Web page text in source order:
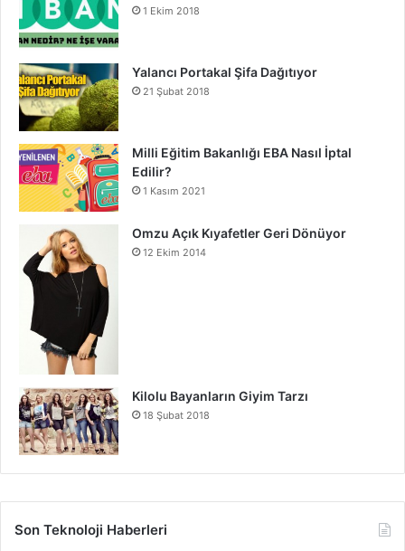
1 Ekim 2018
Yalancı Portakal Şifa Dağıtıyor
21 Şubat 2018
Milli Eğitim Bakanlığı EBA Nasıl İptal
Edilir?
1 Kasım 2021
Omzu Açık Kıyafetler Geri Dönüyor
12 Ekim 2014
Kilolu Bayanların Giyim Tarzı
18 Şubat 2018
Son Teknoloji Haberleri